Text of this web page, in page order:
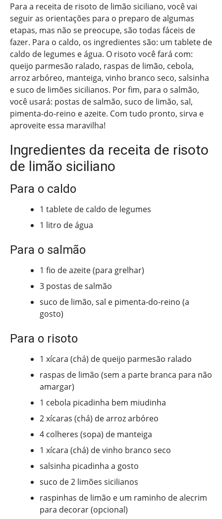
Para a receita de risoto de limão siciliano, você vai
seguir as orientações para o preparo de algumas
etapas, mas não se preocupe, são todas fáceis de
fazer. Para o caldo, os ingredientes são: um tablete de
caldo de legumes e água. O risoto você fará com:
queijo parmesão ralado, raspas de limão, cebola,
arroz arbóreo, manteiga, vinho branco seco, salsinha
e suco de limões sicilianos. Por fim, para o salmão,
você usará: postas de salmão, suco de limão, sal,
pimenta-do-reino e azeite. Com tudo pronto, sirva e
aproveite essa maravilha!
Ingredientes da receita de risoto
de limão siciliano
Para o caldo
1 tablete de caldo de legumes
1 litro de água
Para o salmão
1 fio de azeite (para grelhar)
3 postas de salmão
suco de limão, sal e pimenta-do-reino (a
gosto)
Para o risoto
1 xícara (chá) de queijo parmesão ralado
raspas de limão (sem a parte branca para não
amargar)
1 cebola picadinha bem miudinha
2 xícaras (chá) de arroz arbóreo
4 colheres (sopa) de manteiga
1 xícara (chá) de vinho branco seco
salsinha picadinha a gosto
suco de 2 limões sicilianos
raspinhas de limão e um raminho de alecrim
para decorar (opcional)